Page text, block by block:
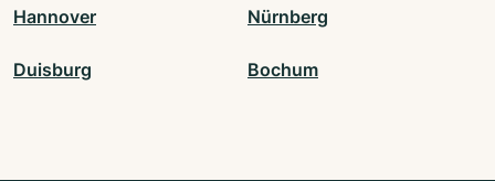
Hannover Nürnberg
Duisburg Bochum